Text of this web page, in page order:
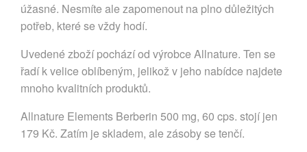
úžasné. Nesmíte ale zapomenout na plno důležitých
potřeb, které se vždy hodí.
Uvedené zboží pochází od výrobce Allnature. Ten se
řadí k velice oblíbeným, jelikož v jeho nabídce najdete
mnoho kvalitních produktů.
Allnature Elements Berberin 500 mg, 60 cps. stojí jen
179 Kč. Zatím je skladem, ale zásoby se tenčí.